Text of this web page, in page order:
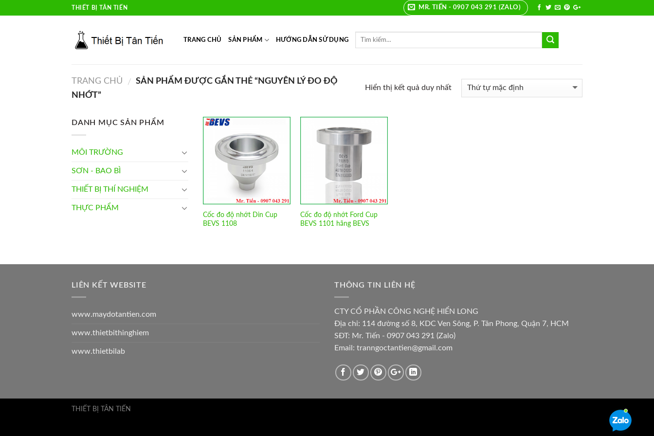
to
THIẾT BỊ TÂN TIẾN MR. TIẾN - 0907 043 291 (ZALO)
TRANG CHỦ SẢN PHẨM HƯỚNG DẪN SỬ DỤNG
TRANG CHỦ / SẢN PHẨM ĐƯỢC GẮN THẺ “NGUYÊN LÝ ĐO ĐỘ
NHỚT”
Hiển thị kết quả duy nhất
DANH MỤC SẢN PHẨM
MÔI TRƯỜNG
SƠN - BAO BÌ
THIẾT BỊ THÍ NGHIỆM
THỰC PHẨM
Add to
Wishlist
Cốc đo độ nhớt Din Cup
BEVS 1108
Add to
Cốc đo độ nhớt Ford Cup
BEVS 1101 hãng BEVS
LIÊN KẾT WEBSITE
www.maydotantien.com
www.thietbithinghiem
www.thietbilab
THÔNG TIN LIÊN HỆ
CTY CỔ PHẦN CÔNG NGHỆ HIỂN LONG
Địa chỉ: 114 đường số 8, KDC Ven Sông, P. Tân Phong, Quận 7, HCM
SĐT: Mr. Tiến - 0907 043 291 (Zalo)
Email: tranngoctantien@gmail.com
THIẾT BỊ TÂN TIẾN